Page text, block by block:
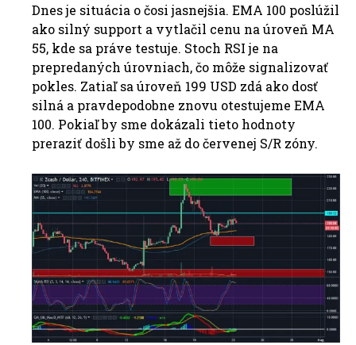
Dnes je situácia o čosi jasnejšia. EMA 100 poslúžil
ako silný support a vytlačil cenu na úroveň MA
55, kde sa práve testuje. Stoch RSI je na
prepredaných úrovniach, čo môže signalizovať
pokles. Zatiaľ sa úroveň 199 USD zdá ako dosť
silná a pravdepodobne znovu otestujeme EMA
100. Pokiaľ by sme dokázali tieto hodnoty
preraziť došli by sme až do červenej S/R zóny.